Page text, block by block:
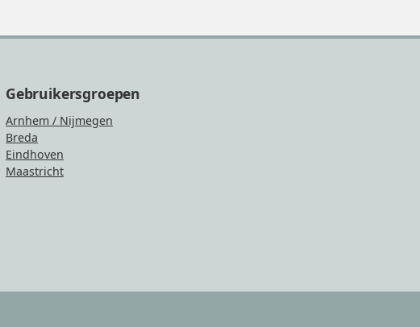
Gebruikersgroepen
Arnhem / Nijmegen
Breda
Eindhoven
Maastricht